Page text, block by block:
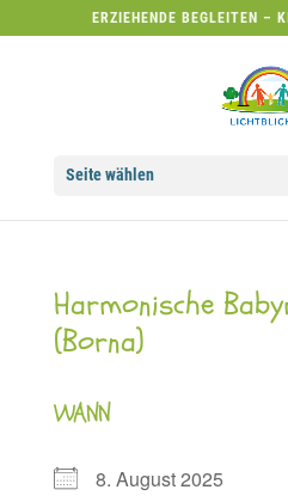
ERZIEHENDE BEGLEITEN –
Seite wählen
Harmonische
(Borna)
WANN
8. August 2025